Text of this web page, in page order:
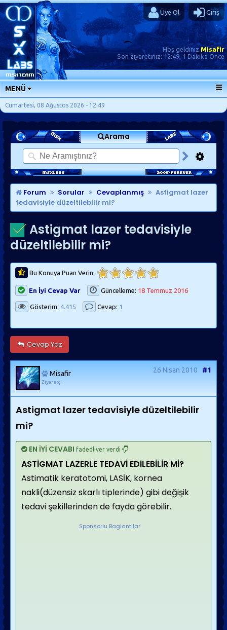
Üye Ol Giriş
Hoş geldinizMisafir
Son ziyaretiniz: 12:49, 1 Dakika Önce
MENÜ
ANA SAYFA
FORUMLAR
SORU-CEVAP
GÜNLÜKLER
SON MESAJLAR
KISAYOLLAR
Cumartesi, 08 Ağustos 2026 - 12:49
Arama
Forum Sorular Cevaplanmış
Astigmat lazer
tedavisiyle düzeltilebilir mi?
Astigmat lazer tedavisiyle
düzeltilebilir mi?
Bu Konuya Puan Verin:
En İyi Cevap Var Güncelleme: 18 Temmuz 2016
Gösterim: 4.415 Cevap: 1
Cevap Yaz
Misafir
Ziyaretçi
26 Nisan 2010 #1
Astigmat lazer tedavisiyle düzeltilebilir
mi?
EN İYİ CEVABI fadedliver verdi
ASTİGMAT LAZERLE TEDAVİ EDiLEBİLİR Mİ?
Astimatik keratotomi, LASİK, kornea
nakli(düzensiz skarlı tiplerinde) gibi değişik
tedavi şekillerinden de fayda görebilir.
Sponsorlu Baglantilar